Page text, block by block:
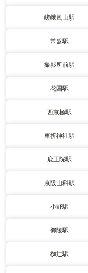
嵯峨嵐山駅
常盤駅
撮影所前駅
花園駅
西京極駅
車折神社駅
鹿王院駅
京阪山科駅
小野駅
御陵駅
椥辻駅